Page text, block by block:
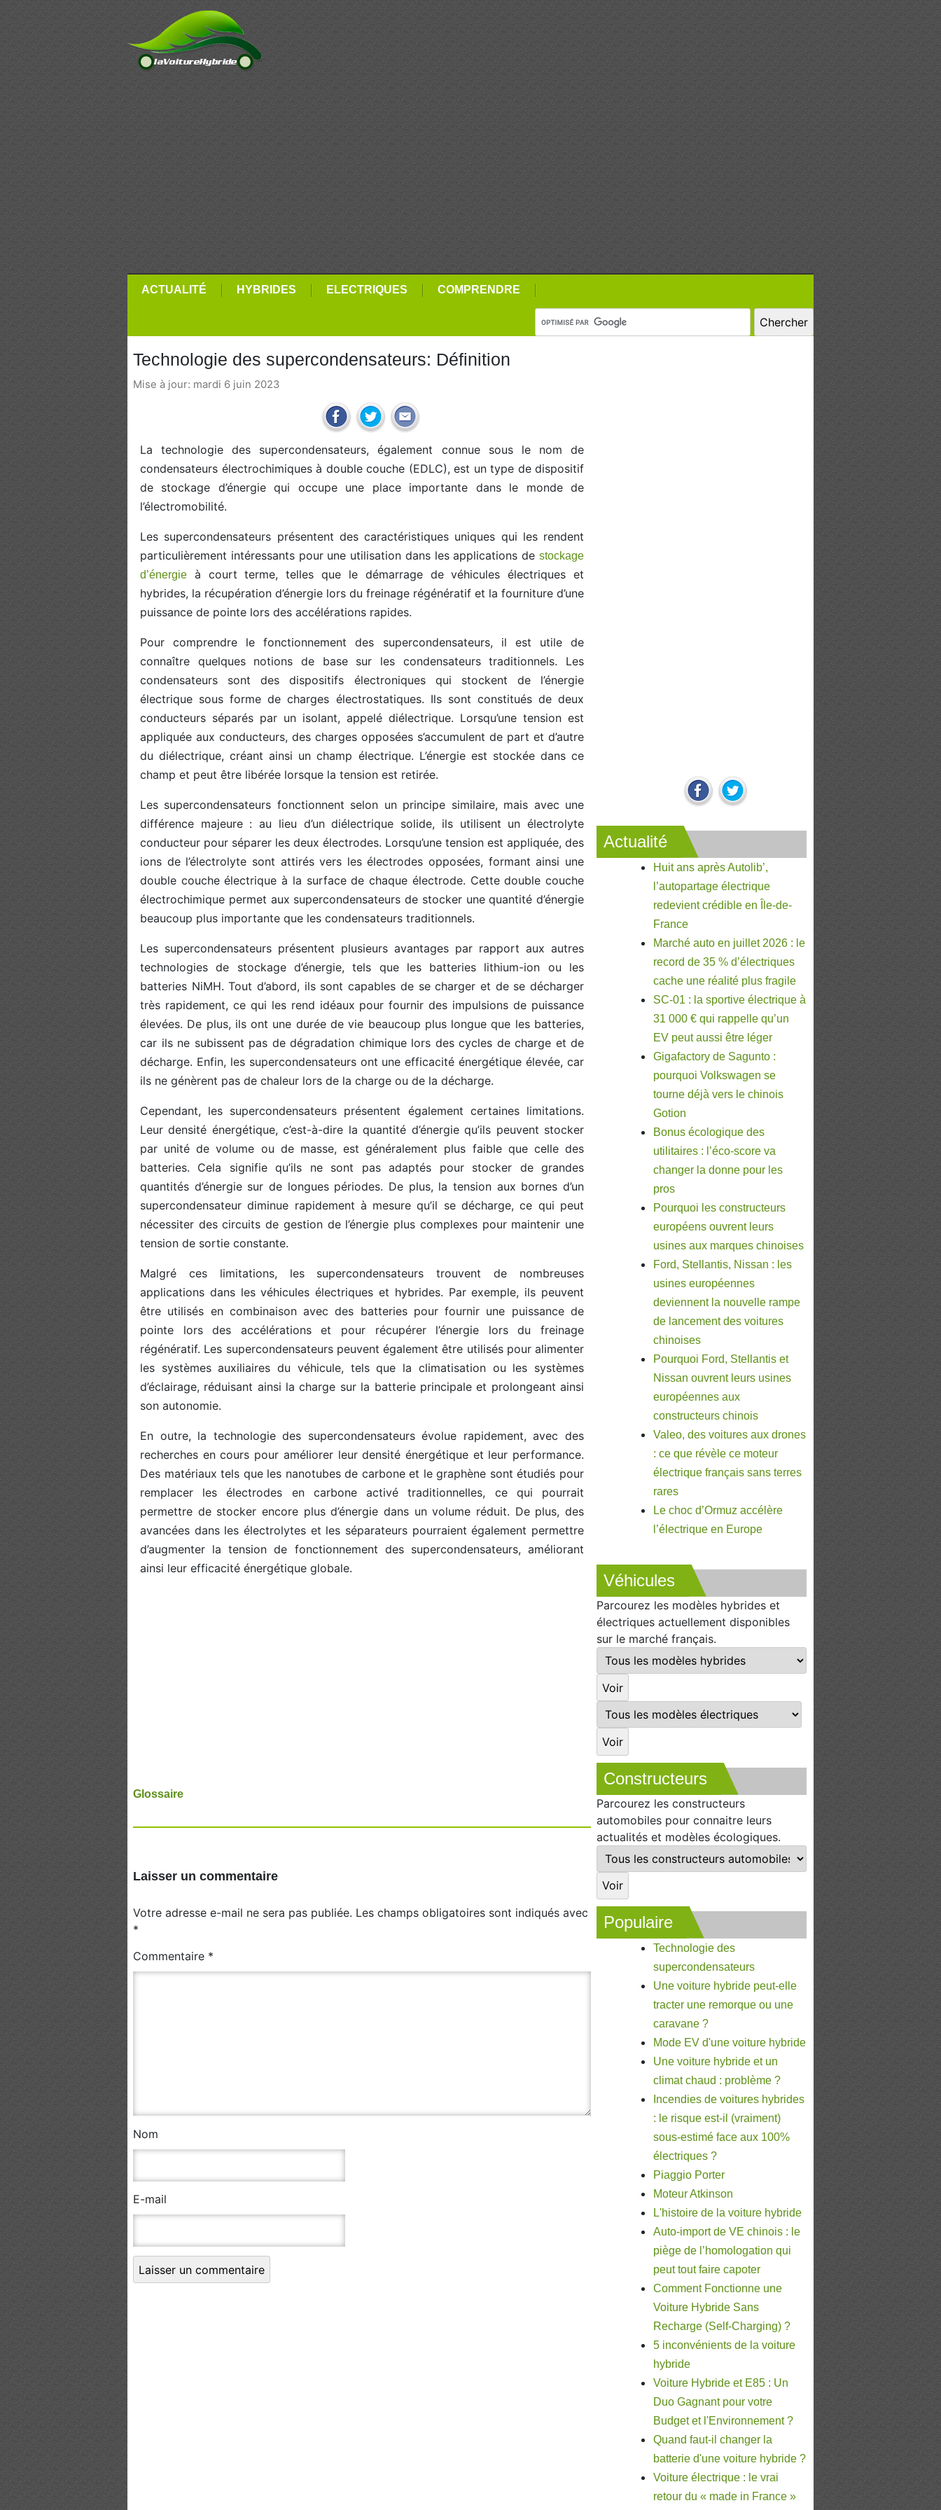
ACTUALITÉ HYBRIDES ELECTRIQUES COMPRENDRE
Technologie des supercondensateurs: Définition
Mise à jour: mardi 6 juin 2023
La technologie des supercondensateurs, également connue sous le nom de
condensateurs électrochimiques à double couche (EDLC), est un type de dispositif
de stockage d’énergie qui occupe une place importante dans le monde de
l’électromobilité.
Les supercondensateurs présentent des caractéristiques uniques qui les rendent
particulièrement intéressants pour une utilisation dans les applications de stockage
d’énergie à court terme, telles que le démarrage de véhicules électriques et
hybrides, la récupération d’énergie lors du freinage régénératif et la fourniture d’une
puissance de pointe lors des accélérations rapides.
Pour comprendre le fonctionnement des supercondensateurs, il est utile de
connaître quelques notions de base sur les condensateurs traditionnels. Les
condensateurs sont des dispositifs électroniques qui stockent de l’énergie
électrique sous forme de charges électrostatiques. Ils sont constitués de deux
conducteurs séparés par un isolant, appelé diélectrique. Lorsqu’une tension est
appliquée aux conducteurs, des charges opposées s’accumulent de part et d’autre
du diélectrique, créant ainsi un champ électrique. L’énergie est stockée dans ce
champ et peut être libérée lorsque la tension est retirée.
Les supercondensateurs fonctionnent selon un principe similaire, mais avec une
différence majeure : au lieu d’un diélectrique solide, ils utilisent un électrolyte
conducteur pour séparer les deux électrodes. Lorsqu’une tension est appliquée, des
ions de l’électrolyte sont attirés vers les électrodes opposées, formant ainsi une
double couche électrique à la surface de chaque électrode. Cette double couche
électrochimique permet aux supercondensateurs de stocker une quantité d’énergie
beaucoup plus importante que les condensateurs traditionnels.
Les supercondensateurs présentent plusieurs avantages par rapport aux autres
technologies de stockage d’énergie, tels que les batteries lithium-ion ou les
batteries NiMH. Tout d’abord, ils sont capables de se charger et de se décharger
très rapidement, ce qui les rend idéaux pour fournir des impulsions de puissance
élevées. De plus, ils ont une durée de vie beaucoup plus longue que les batteries,
car ils ne subissent pas de dégradation chimique lors des cycles de charge et de
décharge. Enfin, les supercondensateurs ont une efficacité énergétique élevée, car
ils ne génèrent pas de chaleur lors de la charge ou de la décharge.
Cependant, les supercondensateurs présentent également certaines limitations.
Leur densité énergétique, c’est-à-dire la quantité d’énergie qu’ils peuvent stocker
par unité de volume ou de masse, est généralement plus faible que celle des
batteries. Cela signifie qu’ils ne sont pas adaptés pour stocker de grandes
quantités d’énergie sur de longues périodes. De plus, la tension aux bornes d’un
supercondensateur diminue rapidement à mesure qu’il se décharge, ce qui peut
nécessiter des circuits de gestion de l’énergie plus complexes pour maintenir une
tension de sortie constante.
Malgré ces limitations, les supercondensateurs trouvent de nombreuses
applications dans les véhicules électriques et hybrides. Par exemple, ils peuvent
être utilisés en combinaison avec des batteries pour fournir une puissance de
pointe lors des accélérations et pour récupérer l’énergie lors du freinage
régénératif. Les supercondensateurs peuvent également être utilisés pour alimenter
les systèmes auxiliaires du véhicule, tels que la climatisation ou les systèmes
d’éclairage, réduisant ainsi la charge sur la batterie principale et prolongeant ainsi
son autonomie.
En outre, la technologie des supercondensateurs évolue rapidement, avec des
recherches en cours pour améliorer leur densité énergétique et leur performance.
Des matériaux tels que les nanotubes de carbone et le graphène sont étudiés pour
remplacer les électrodes en carbone activé traditionnelles, ce qui pourrait
permettre de stocker encore plus d’énergie dans un volume réduit. De plus, des
avancées dans les électrolytes et les séparateurs pourraient également permettre
d’augmenter la tension de fonctionnement des supercondensateurs, améliorant
ainsi leur efficacité énergétique globale.
Glossaire
Laisser un commentaire
Votre adresse e-mail ne sera pas publiée. Les champs obligatoires sont indiqués avec
*
Commentaire *
Nom
E-mail
Actualité
Huit ans après Autolib’,
l’autopartage électrique
redevient crédible en Île-de-
France
Marché auto en juillet 2026 : le
record de 35 % d’électriques
cache une réalité plus fragile
SC-01 : la sportive électrique à
31 000 € qui rappelle qu’un
EV peut aussi être léger
Gigafactory de Sagunto :
pourquoi Volkswagen se
tourne déjà vers le chinois
Gotion
Bonus écologique des
utilitaires : l’éco-score va
changer la donne pour les
pros
Pourquoi les constructeurs
européens ouvrent leurs
usines aux marques chinoises
Ford, Stellantis, Nissan : les
usines européennes
deviennent la nouvelle rampe
de lancement des voitures
chinoises
Pourquoi Ford, Stellantis et
Nissan ouvrent leurs usines
européennes aux
constructeurs chinois
Valeo, des voitures aux drones
: ce que révèle ce moteur
électrique français sans terres
rares
Le choc d’Ormuz accélère
l’électrique en Europe
Véhicules
Parcourez les modèles hybrides et
électriques actuellement disponibles
sur le marché français.
Constructeurs
Parcourez les constructeurs
automobiles pour connaitre leurs
actualités et modèles écologiques.
Populaire
Technologie des
supercondensateurs
Une voiture hybride peut-elle
tracter une remorque ou une
caravane ?
Mode EV d'une voiture hybride
Une voiture hybride et un
climat chaud : problème ?
Incendies de voitures hybrides
: le risque est-il (vraiment)
sous-estimé face aux 100%
électriques ?
Piaggio Porter
Moteur Atkinson
L'histoire de la voiture hybride
Auto-import de VE chinois : le
piège de l’homologation qui
peut tout faire capoter
Comment Fonctionne une
Voiture Hybride Sans
Recharge (Self-Charging) ?
5 inconvénients de la voiture
hybride
Voiture Hybride et E85 : Un
Duo Gagnant pour votre
Budget et l'Environnement ?
Quand faut-il changer la
batterie d'une voiture hybride ?
Voiture électrique : le vrai
retour du « made in France »